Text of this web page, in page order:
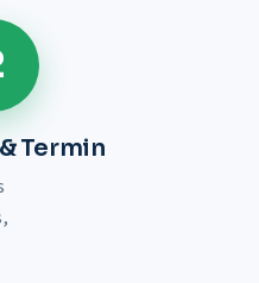
Termin